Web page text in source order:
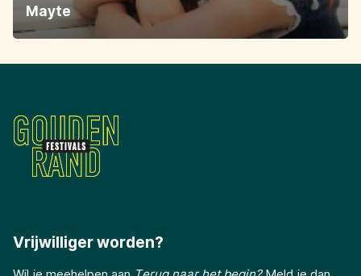
Mayte
Vrijwilliger worden?